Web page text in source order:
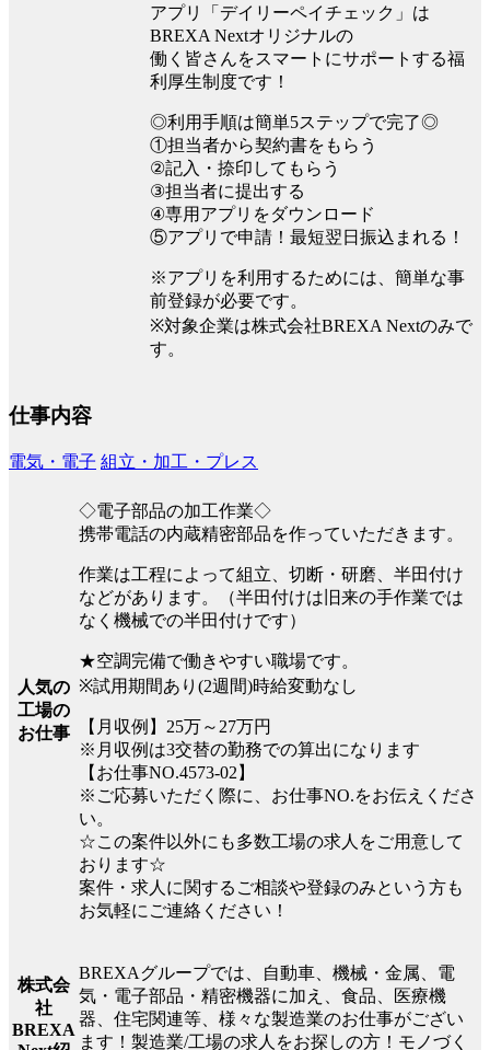
アプリ「デイリーペイチェック」は
BREXA Nextオリジナルの
働く皆さんをスマートにサポートする福
利厚生制度です！
◎利用手順は簡単5ステップで完了◎
①担当者から契約書をもらう
②記入・捺印してもらう
③担当者に提出する
④専用アプリをダウンロード
⑤アプリで申請！最短翌日振込まれる！
※アプリを利用するためには、簡単な事
前登録が必要です。
※対象企業は株式会社BREXA Nextのみで
す。
仕事内容
電気・電子 組立・加工・プレス
人気の
工場の
お仕事
◇電子部品の加工作業◇
携帯電話の内蔵精密部品を作っていただきます。
作業は工程によって組立、切断・研磨、半田付け
などがあります。（半田付けは旧来の手作業では
なく機械での半田付けです）
★空調完備で働きやすい職場です。
※試用期間あり(2週間)時給変動なし
【月収例】25万～27万円
※月収例は3交替の勤務での算出になります
【お仕事NO.4573-02】
※ご応募いただく際に、お仕事NO.をお伝えくださ
い。
☆この案件以外にも多数工場の求人をご用意して
おります☆
案件・求人に関するご相談や登録のみという方も
お気軽にご連絡ください！
株式会
社
BREXA
BREXAグループでは、自動車、機械・金属、電
気・電子部品・精密機器に加え、食品、医療機
器、住宅関連等、様々な製造業のお仕事がござい
ます！製造業/工場の求人をお探しの方！モノづく